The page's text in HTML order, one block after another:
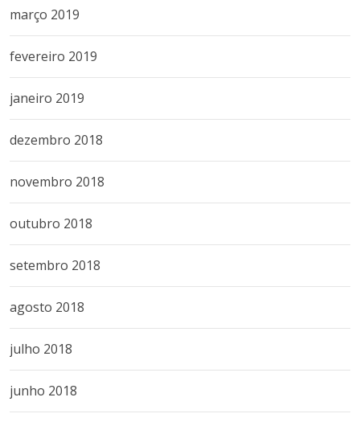
março 2019
fevereiro 2019
janeiro 2019
dezembro 2018
novembro 2018
outubro 2018
setembro 2018
agosto 2018
julho 2018
junho 2018